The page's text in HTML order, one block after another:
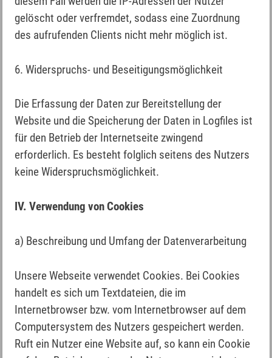
gelöscht oder verfremdet, sodass eine Zuordnung
des aufrufenden Clients nicht mehr möglich ist.
6. Widerspruchs- und Beseitigungsmöglichkeit
Die Erfassung der Daten zur Bereitstellung der
Website und die Speicherung der Daten in Logfiles ist
für den Betrieb der Internetseite zwingend
erforderlich. Es besteht folglich seitens des Nutzers
keine Widerspruchsmöglichkeit.
IV. Verwendung von Cookies
a) Beschreibung und Umfang der Datenverarbeitung
Unsere Webseite verwendet Cookies. Bei Cookies
handelt es sich um Textdateien, die im
Internetbrowser bzw. vom Internetbrowser auf dem
Computersystem des Nutzers gespeichert werden.
Ruft ein Nutzer eine Website auf, so kann ein Cookie